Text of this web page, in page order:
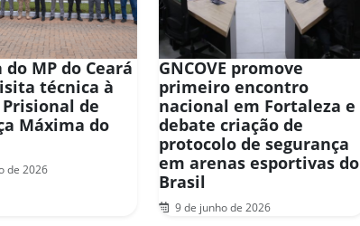
MP do Ceará
técnica à
de
Máxima do
de 2026
GNCOVE promove
primeiro encontro
nacional em Fortaleza e
debate criação de
protocolo de segurança
em arenas esportivas do
Brasil
9 de junho de 2026